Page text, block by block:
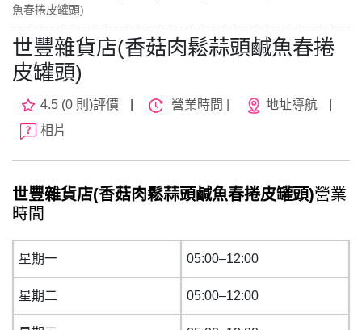
魚春捲皮罐頭)
世豐雜貨店(香菇肉鬆蒜頭鹹魚春捲
皮罐頭)
4.5 (0 則)評價 營業時間 | 地址導航
相片
世豐雜貨店(香菇肉鬆蒜頭鹹魚春捲皮罐頭)營業
時間
星期一 05:00–12:00
星期二 05:00–12:00